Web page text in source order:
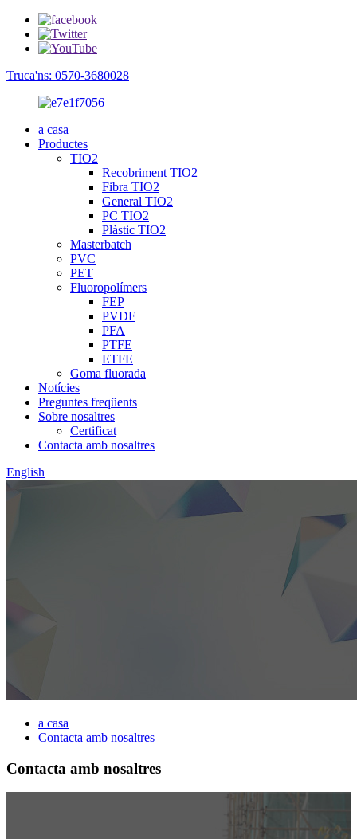
Truca'ns: 0570-3680028
a casa
Productes
TIO2
Recobriment TIO2
Fibra TIO2
General TIO2
PC TIO2
Plàstic TIO2
Masterbatch
PVC
PET
Fluoropolímers
FEP
PVDF
PFA
PTFE
ETFE
Goma fluorada
Notícies
Preguntes freqüents
Sobre nosaltres
Certificat
Contacta amb nosaltres
English
a casa
Contacta amb nosaltres
Contacta amb nosaltres